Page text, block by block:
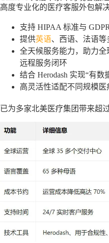
高度专业化的医疗客服外包解决
支持 HIPAA 标准与
提供英语、西语、法语
全天候服务能力，助力
远程服务闭环
结合 Herodash 实现“有
高灵活性适配不同规模医
已为多家北美医疗集团带来超